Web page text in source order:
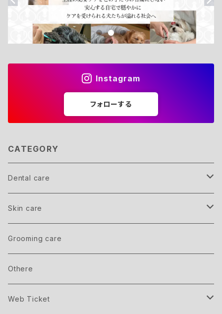
Instagram
フォローする
CATEGORY
Dental care
Member
Skin care
inner care
outer care
Grooming care
Othere
Web Ticket